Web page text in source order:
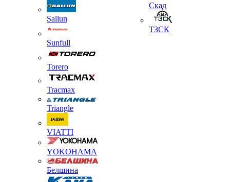
Sailun
Sunfull
Torero
Tracmax
Triangle
VIATTI
YOKOHAMA
Белшина
Скад
ТЗСК